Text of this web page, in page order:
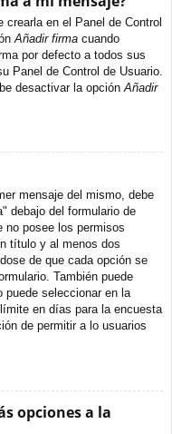
en el Panel de Control
Añadir firma cuando
por defecto a todos sus
Panel de Control de Usuario.
desactivar la opción Añadir
mensaje del mismo, debe
debajo del formulario de
posee los permisos
título y al menos dos
de que cada opción se
También puede
puede seleccionar en la
en días para la encuesta
de permitir a lo usuarios
opciones a la